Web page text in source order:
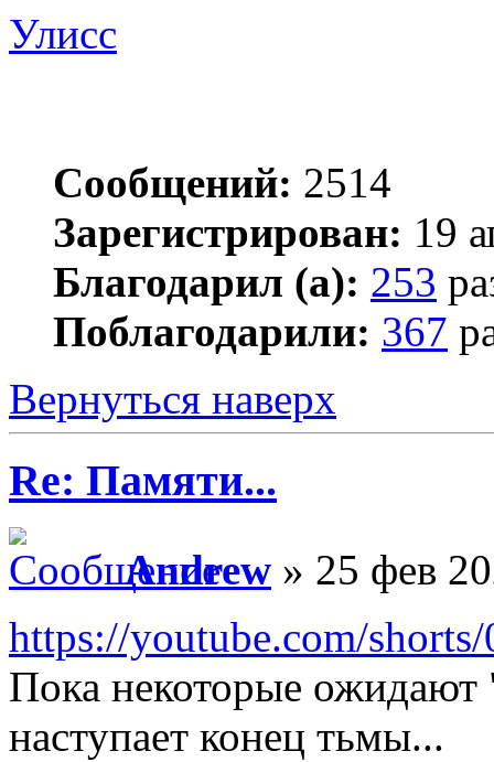
Улисс
Сообщений: 2514
Зарегистрирован: 19
Благодарил (а): 253
Поблагодарили: 367
Вернуться наверх
Re: Памяти...
Andrew » 25 фев
https://youtube.com/
Пока некоторые ожидают
наступает конец тьмы...